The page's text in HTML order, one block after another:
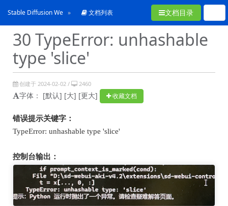
Stable Diffusion WebUI常见问题合集
文档列表 文档目录
30 TypeError: unhashable
type 'slice'
创建于 2024-02-02 / 2460
字体： [默认] [大] [更大] 收藏文档
错误提示关键字：
TypeError: unhashable type 'slice'
控制台输出：